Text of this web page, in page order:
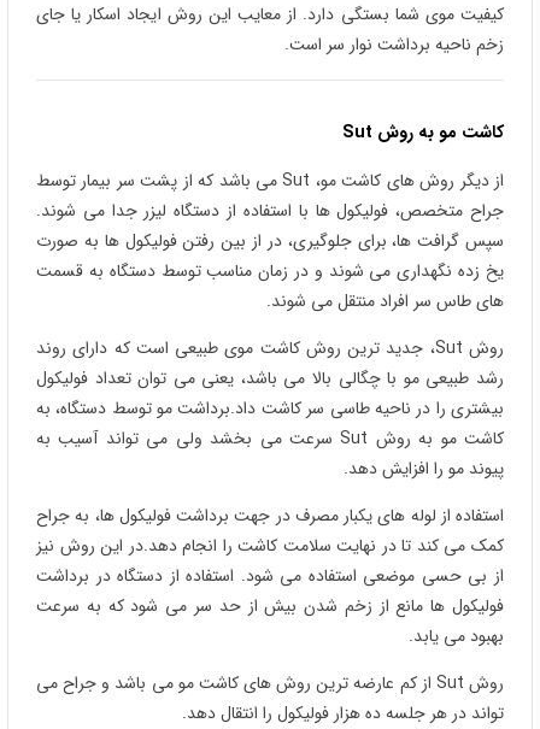
کیفیت موی شما بستگی دارد. از معایب این روش ایجاد اسکار یا جای
زخم ناحیه برداشت نوار سر است.
کاشت مو به روش Sut
از دیگر روش های کاشت مو، Sut می باشد که از پشت سر بیمار توسط
جراح متخصص، فولیکول ها با استفاده از دستگاه لیزر جدا می شوند.
سپس گرافت ها، برای جلوگیری، در از بین رفتن فولیکول ها به صورت
یخ زده نگهداری می شوند و در زمان مناسب توسط دستگاه به قسمت
های طاس سر افراد منتقل می شوند.
روش Sut، جدید ترین روش کاشت موی طبیعی است که دارای روند
رشد طبیعی مو با چگالی بالا می باشد، یعنی می توان تعداد فولیکول
بیشتری را در ناحیه طاسی سر کاشت داد.برداشت مو توسط دستگاه، به
کاشت مو به روش Sut سرعت می بخشد ولی می تواند آسیب به
پیوند مو را افزایش دهد.
استفاده از لوله های یکبار مصرف در جهت برداشت فولیکول ها، به جراح
کمک می کند تا در نهایت سلامت کاشت را انجام دهد.در این روش نیز
از بی حسی موضعی استفاده می شود. استفاده از دستگاه در برداشت
فولیکول ها مانع از زخم شدن بیش از حد سر می شود که به سرعت
بهبود می یابد.
روش Sut از کم عارضه ترین روش های کاشت مو می باشد و جراح می
تواند در هر جلسه ده هزار فولیکول را انتقال دهد.